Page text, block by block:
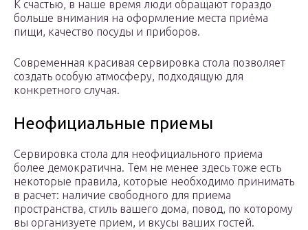
К счастью, в наше время люди обращают гораздо
больше внимания на оформление места приёма
пищи, качество посуды и приборов.
Современная красивая сервировка стола позволяет
создать особую атмосферу, подходящую для
конкретного случая.
Неофициальные приемы
Сервировка стола для неофициального приема
более демократична. Тем не менее здесь тоже есть
некоторые правила, которые необходимо принимать
в расчет: наличие свободного для приема
пространства, стиль вашего дома, повод, по которому
вы организуете прием, и вкусы ваших гостей.